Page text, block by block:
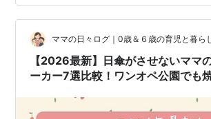
ずに使ってもらうコツも届けします♪ も
て困っている方は、こちらに対処法編が
なさってください。
ママの日々ログ｜0歳＆６歳の育児と暮ら
【2026最新】日傘がさせないママ
ーカー7選比較！ワンオペ公園でも